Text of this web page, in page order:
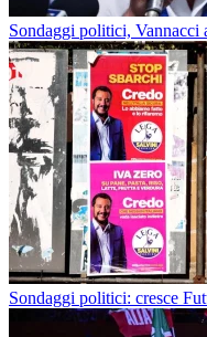
Sondaggi politici, Vannacci
Sondaggi politici: cresce